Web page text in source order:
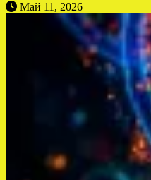
Май 11, 2026